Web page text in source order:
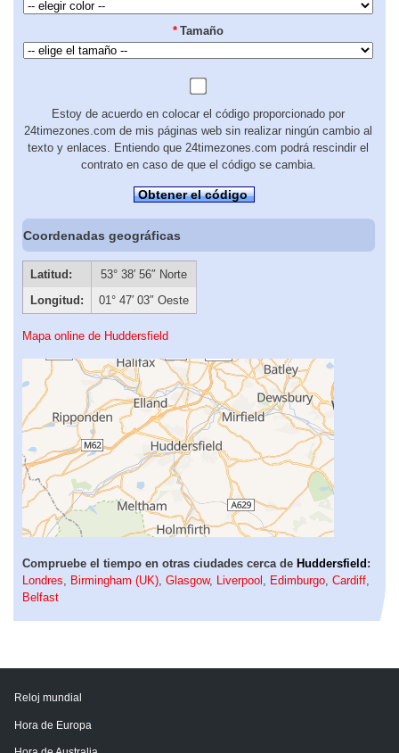
* Tamaño
Estoy de acuerdo en colocar el código proporcionado por
24timezones.com de mis páginas web sin realizar ningún cambio al
texto y enlaces. Entiendo que 24timezones.com podrá rescindir el
contrato en caso de que el código se cambia.
Obtener el código
Coordenadas geográficas
Latitud:
53° 38′ 56″ Norte
Longitud:
01° 47′ 03″ Oeste
Mapa online de Huddersfield
Compruebe el tiempo en otras ciudades cerca de Huddersfield :
Londres
Birmingham (UK) Glasgow, Liverpool Edimburgo Cardiff
Belfast
Reloj mundial
Hora de Europa